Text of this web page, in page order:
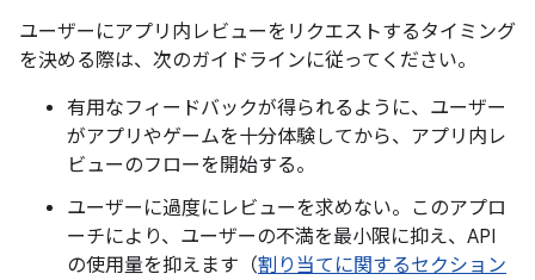
ユーザーにアプリ内レビューをリクエストするタイミング
を決める際は、次のガイドラインに従ってください。
有用なフィードバックが得られるように、ユーザー
がアプリやゲームを十分体験してから、アプリ内レ
ビューのフローを開始する。
ユーザーに過度にレビューを求めない。このアプロ
ーチにより、ユーザーの不満を最小限に抑え、API
の使用量を抑えます（割り当てに関するセクション